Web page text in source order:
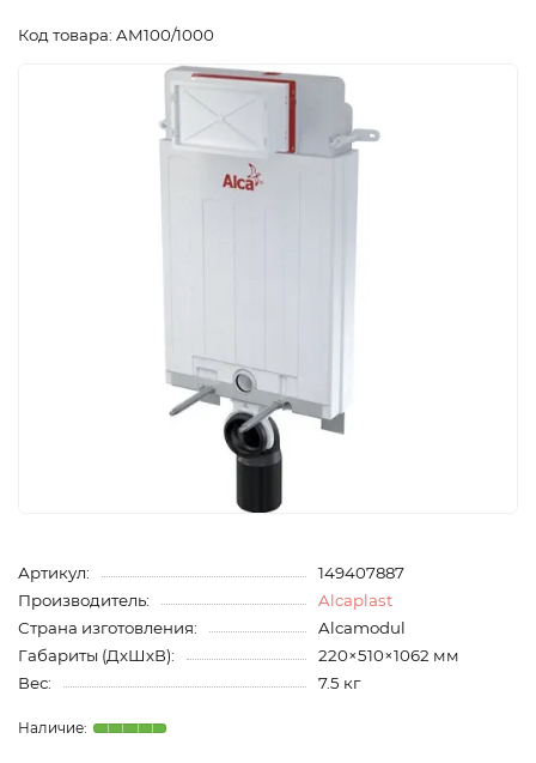
Код товара: AM100/1000
Артикул:
149407887
Производитель:
Alcaplast
Страна изготовления:
Alcamodul
Габариты (ДхШхВ):
220×510×1062 мм
Вес:
7.5 кг